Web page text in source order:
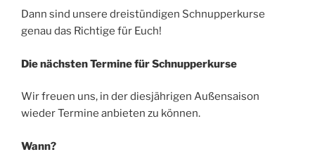
Dann sind unsere dreistündigen Schnupperkurse
genau das Richtige für Euch!
Die nächsten Termine für Schnupperkurse
Wir freuen uns, in der diesjährigen Außensaison
wieder Termine anbieten zu können.
Wann?